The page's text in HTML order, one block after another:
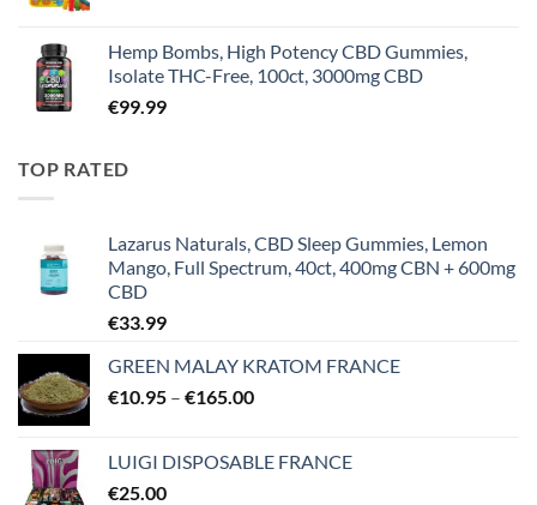
Hemp Bombs, High Potency CBD Gummies,
Isolate THC-Free, 100ct, 3000mg CBD
€99.99
TOP RATED
Lazarus Naturals, CBD Sleep Gummies, Lemon
Mango, Full Spectrum, 40ct, 400mg CBN + 600mg
CBD
€33.99
GREEN MALAY KRATOM FRANCE
€10.95 – €165.00Price
through
LUIGI DISPOSABLE FRANCE
€25.00